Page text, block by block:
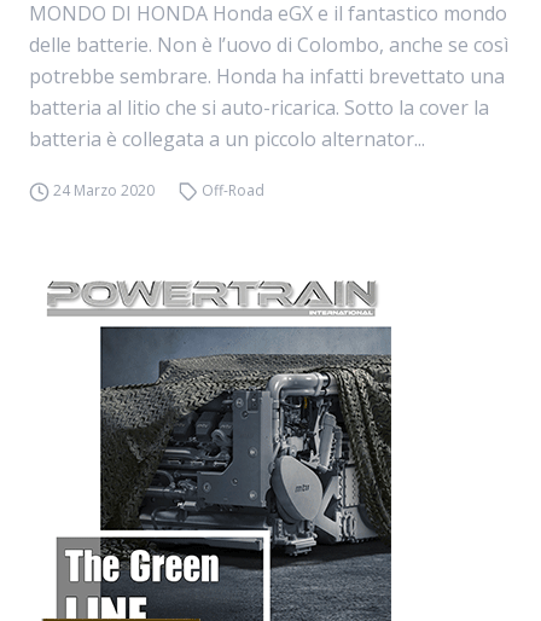
MONDO DI HONDA Honda eGX e il fantastico mondo
delle batterie. Non è l’uovo di Colombo, anche se così
potrebbe sembrare. Honda ha infatti brevettato una
batteria al litio che si auto-ricarica. Sotto la cover la
batteria è collegata a un piccolo alternator...
24 Marzo 2020 Off-Road